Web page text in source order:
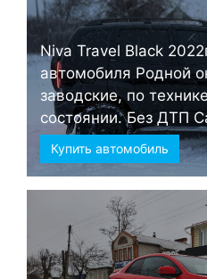
Niva Travel Black
автомобиля Родной
заводские, по
состоянии. Без ДТП
Купить автомобиль